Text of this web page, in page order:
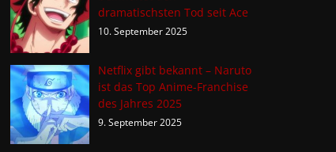
dramatischsten Tod seit Ace
10. September 2025
Netflix gibt bekannt – Naruto
ist das Top Anime-Franchise
des Jahres 2025
9. September 2025